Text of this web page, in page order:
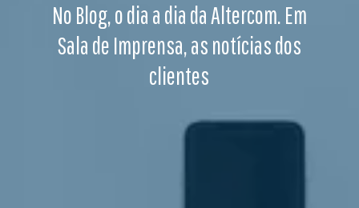
No Blog, o dia a dia da Altercom. Em
Sala de Imprensa, as notícias dos
clientes